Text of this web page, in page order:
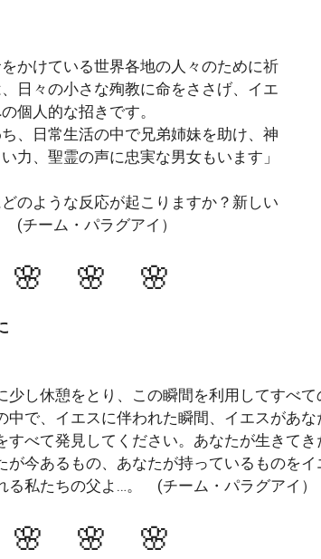
かけている世界各地の人々のために祈
日々の小さな殉教に命をささげ、イエ
個人的な招きです。
、日常生活の中で兄弟姉妹を助け、神
力、聖霊の声に忠実な男女もいます」
のような反応が起こりますか？新しい
(チーム・パラグアイ）
🌸 🌸 🌸
少し休憩をとり、この瞬間を利用してすべて
中で、イエスに伴われた瞬間、イエスがあな
すべて発見してください。あなたが生きて
が今あるもの、あなたが持っているものをイ
る私たちの父よ…。 (チーム・パラグアイ）
🌸 🌸 🌸